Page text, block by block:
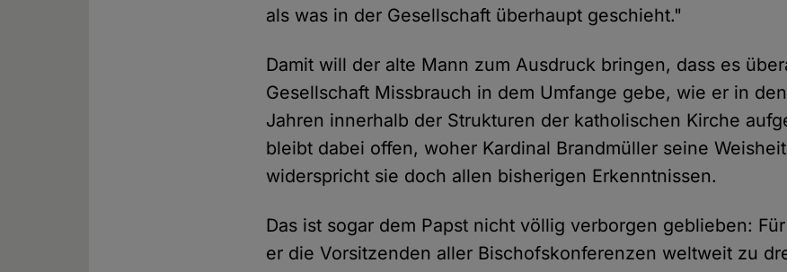
als was in der Gesellschaft überhaupt geschieht."
Damit will der alte Mann zum Ausdruck bringen, dass es
Gesellschaft Missbrauch in dem Umfange gebe, wie er in
Jahren innerhalb der Strukturen der katholischen Kirche
bleibt dabei offen, woher Kardinal Brandmüller seine
widerspricht sie doch allen bisherigen Erkenntnissen.
Das ist sogar dem Papst nicht völlig verborgen geblieben:
er die Vorsitzenden aller Bischofskonferenzen weltweit zu